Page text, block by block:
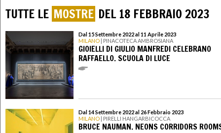
TUTTE LE MOSTRE DEL 18 FEBBRAIO 2023
Dal 15 Settembre 2022 al 11 Aprile 2023
MILANO | PINACOTECA AMBROSIANA
GIOIELLI DI GIULIO MANFREDI CELEBRANO
RAFFAELLO. SCUOLA DI LUCE
Dal 14 Settembre 2022 al 26 Febbraio 2023
MILANO | PIRELLI HANGARBICOCCA
BRUCE NAUMAN. NEONS CORRIDORS